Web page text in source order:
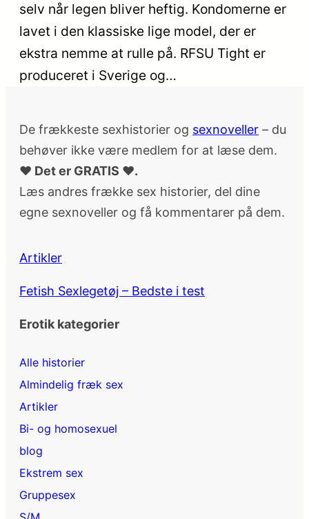
selv når legen bliver heftig. Kondomerne er
lavet i den klassiske lige model, der er
ekstra nemme at rulle på. RFSU Tight er
produceret i Sverige og…
De frækkeste sexhistorier og sexnoveller – du
behøver ikke være medlem for at læse dem.
♥ Det er GRATIS ♥.
Læs andres frække sex historier, del dine
egne sexnoveller og få kommentarer på dem.
Artikler
Fetish Sexlegetøj – Bedste i test
Erotik kategorier
Alle historier
Almindelig fræk sex
Artikler
Bi- og homosexuel
blog
Ekstrem sex
Gruppesex